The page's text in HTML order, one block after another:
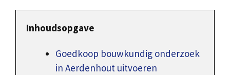
Inhoudsopgave
Goedkoop bouwkundig onderzoek
in Aerdenhout uitvoeren